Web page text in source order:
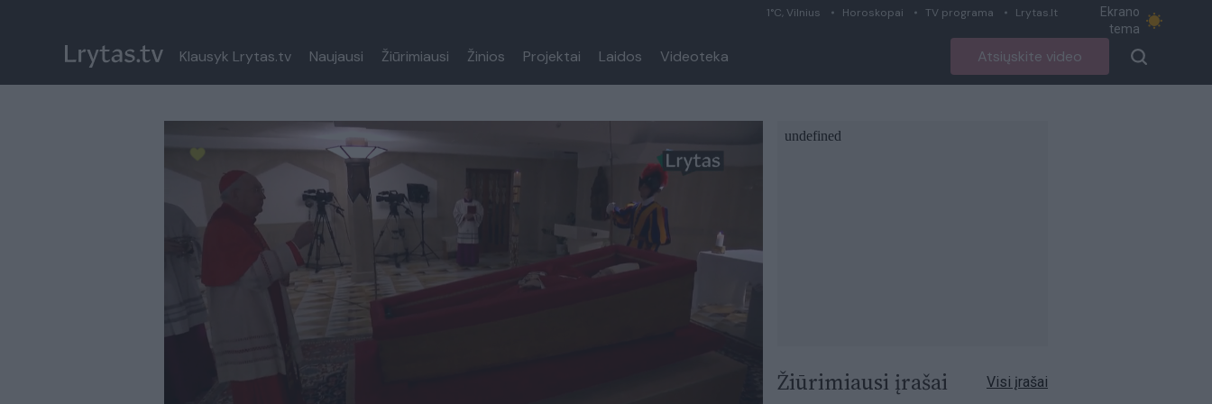
1°C, Vilnius Horoskopai TV programa Lrytas.lt
Ekrano
tema
Klausyk Lrytas.tv Naujausi Žiūrimiausi Žinios Projektai Laidos Videoteka Atsiųskite video
Žiūrimiausi įrašai Visi įrašai